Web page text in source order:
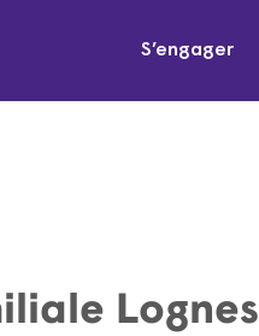
S’engager
Lognes